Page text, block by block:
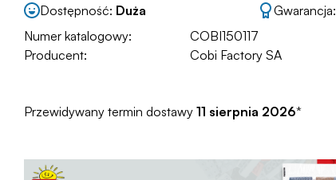
Dostępność: Duża Gwarancja:
Numer katalogowy:
COBI150117
Producent:
Cobi Factory SA
Przewidywany termin dostawy 11 sierpnia 2026*